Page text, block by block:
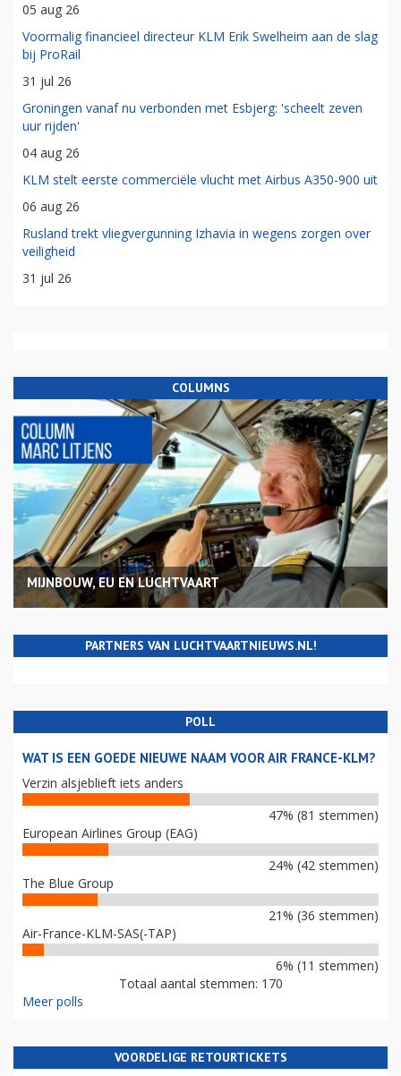
05 aug 26
Voormalig financieel directeur KLM Erik Swelheim aan de slag
bij ProRail
31 jul 26
Groningen vanaf nu verbonden met Esbjerg: 'scheelt zeven
uur rijden'
04 aug 26
KLM stelt eerste commerciële vlucht met Airbus A350-900 uit
06 aug 26
Rusland trekt vliegvergunning Izhavia in wegens zorgen over
veiligheid
31 jul 26
COLUMNS
MIJNBOUW, EU EN LUCHTVAART
PARTNERS VAN LUCHTVAARTNIEUWS.NL!
POLL
WAT IS EEN GOEDE NIEUWE NAAM VOOR AIR FRANCE-KLM?
Verzin alsjeblieft iets anders
47% (81 stemmen)
European Airlines Group (EAG)
24% (42 stemmen)
The Blue Group
21% (36 stemmen)
Air-France-KLM-SAS(-TAP)
6% (11 stemmen)
Totaal aantal stemmen: 170
Meer polls
VOORDELIGE RETOURTICKETS